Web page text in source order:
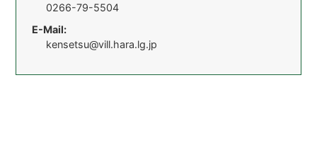
0266-79-5504
E-Mail:
kensetsu@vill.hara.lg.jp